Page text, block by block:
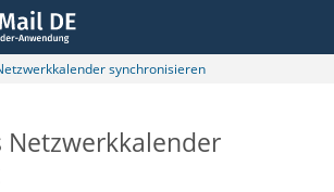
synchronisieren
Netzwerkkalender